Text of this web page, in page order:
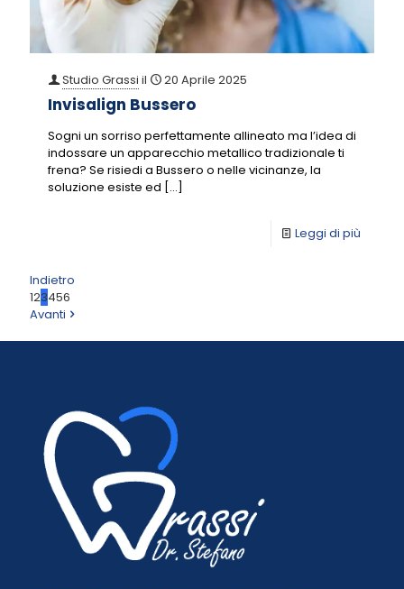
Studio Grassi il 20 Aprile 2025
Invisalign Bussero
Sogni un sorriso perfettamente allineato ma l’idea di
indossare un apparecchio metallico tradizionale ti
frena? Se risiedi a Bussero o nelle vicinanze, la
soluzione esiste ed […]
Leggi di più
Indietro
123456
Avanti